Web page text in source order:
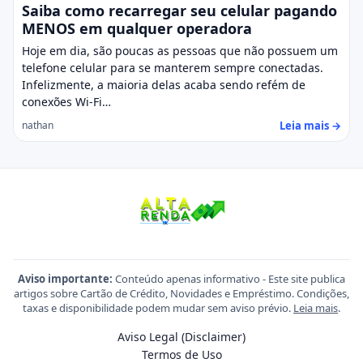
Saiba como recarregar seu celular pagando
MENOS em qualquer operadora
Hoje em dia, são poucas as pessoas que não possuem um
telefone celular para se manterem sempre conectadas.
Infelizmente, a maioria delas acaba sendo refém de
conexões Wi-Fi…
nathan Leia mais →
Aviso importante: Conteúdo apenas informativo - Este site publica
artigos sobre Cartão de Crédito, Novidades e Empréstimo. Condições,
taxas e disponibilidade podem mudar sem aviso prévio. Leia mais.
Aviso Legal (Disclaimer)
Termos de Uso